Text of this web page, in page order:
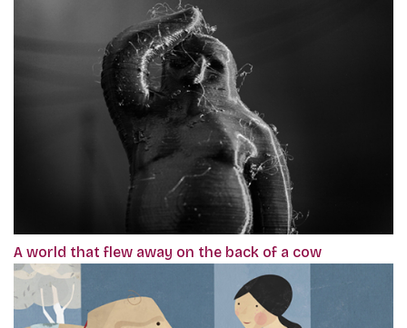
A world that flew away on the back of a cow